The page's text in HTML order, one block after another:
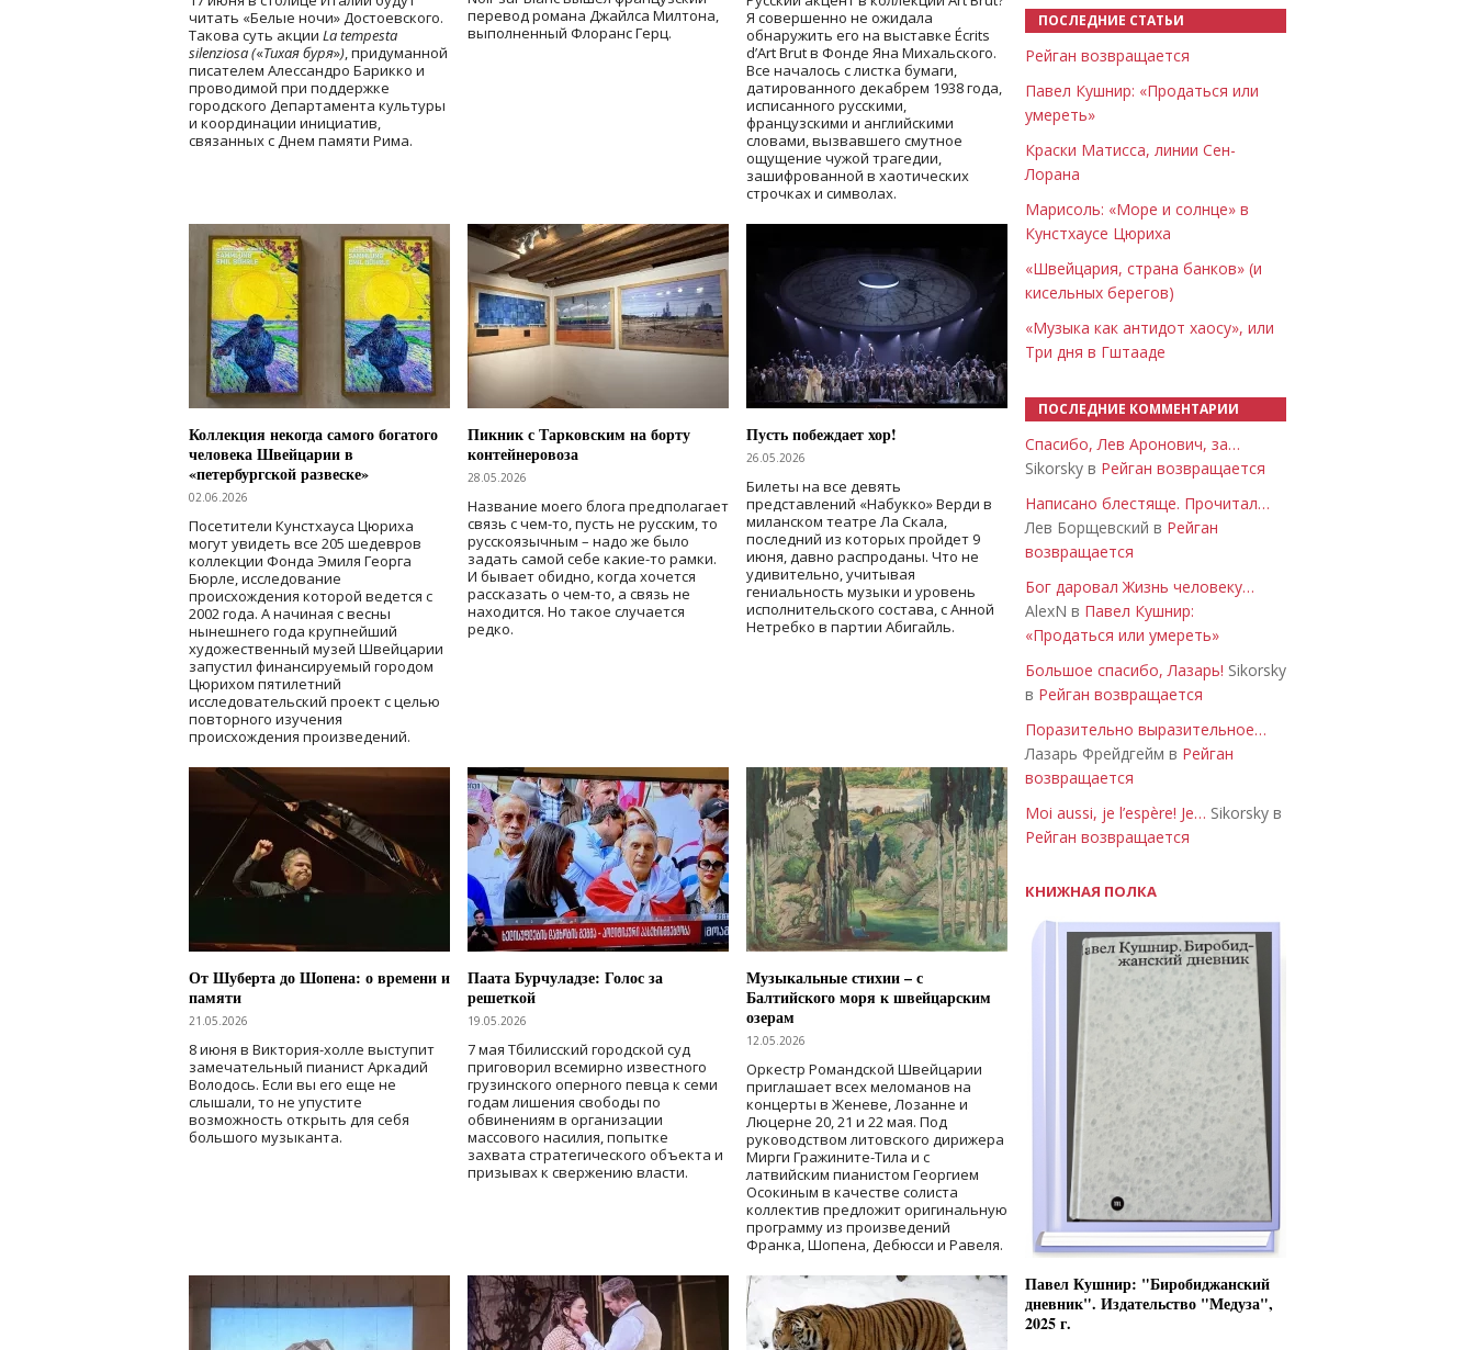
читать «Белые ночи» Достоевского.
Такова суть акции La tempesta
silenziosa («Тихая буря»), придуманной
писателем Алессандро Барикко и
проводимой при поддержке
городского Департамента культуры
и координации инициатив,
связанных с Днем памяти Рима.
перевод романа Джайлса Милтона,
выполненный Флоранс Герц.
Я совершенно не ожидала
обнаружить его на выставке Écrits
d’Art Brut в Фонде Яна Михальского.
Все началось с листка бумаги,
датированного декабрем 1938 года,
исписанного русскими,
французскими и английскими
словами, вызвавшего смутное
ощущение чужой трагедии,
зашифрованной в хаотических
строчках и символах.
Коллекция некогда самого богатого
человека Швейцарии в
«петербургской развеске»
02.06.2026
Посетители Кунстхауса Цюриха
могут увидеть все 205 шедевров
коллекции Фонда Эмиля Георга
Бюрле, исследование
происхождения которой ведется с
2002 года. А начиная с весны
нынешнего года крупнейший
художественный музей Швейцарии
запустил финансируемый городом
Цюрихом пятилетний
исследовательский проект с целью
повторного изучения
происхождения произведений.
Пикник с Тарковским на борту
контейнеровоза
28.05.2026
Название моего блога предполагает
связь с чем-то, пусть не русским, то
русскоязычным – надо же было
задать самой себе какие-то рамки.
И бывает обидно, когда хочется
рассказать о чем-то, а связь не
находится. Но такое случается
редко.
Пусть побеждает хор!
26.05.2026
Билеты на все девять
представлений «Набукко» Верди в
миланском театре Ла Скала,
последний из которых пройдет 9
июня, давно распроданы. Что не
удивительно, учитывая
гениальность музыки и уровень
исполнительского состава, с Анной
Нетребко в партии Абигайль.
От Шуберта до Шопена: о времени и
памяти
21.05.2026
8 июня в Виктория-холле выступит
замечательный пианист Аркадий
Володось. Если вы его еще не
слышали, то не упустите
возможность открыть для себя
большого музыканта.
Паата Бурчуладзе: Голос за
решеткой
19.05.2026
7 мая Тбилисский городской суд
приговорил всемирно известного
грузинского оперного певца к семи
годам лишения свободы по
обвинениям в организации
массового насилия, попытке
захвата стратегического объекта и
призывах к свержению власти.
Музыкальные стихии – с
Балтийского моря к швейцарским
озерам
12.05.2026
Оркестр Романдской Швейцарии
приглашает всех меломанов на
концерты в Женеве, Лозанне и
Люцерне 20, 21 и 22 мая. Под
руководством литовского дирижера
Мирги Гражините-Тила и с
латвийским пианистом Георгием
Осокиным в качестве солиста
коллектив предложит оригинальную
программу из произведений
Франка, Шопена, Дебюсси и Равеля.
ПОСЛЕДНИЕ СТАТЬИ
Рейган возвращается
Павел Кушнир: «Продаться или
умереть»
Краски Матисса, линии Сен-
Лорана
Марисоль: «Море и солнце» в
Кунстхаусе Цюриха
«Швейцария, страна банков» (и
кисельных берегов)
«Музыка как антидот хаосу», или
Три дня в Гштааде
ПОСЛЕДНИЕ КОММЕНТАРИИ
Спасибо, Лев Аронович, за…
Sikorsky в Рейган возвращается
Написано блестяще. Прочитал…
Лев Борщевский в Рейган
возвращается
Бог даровал Жизнь человеку…
AlexN в Павел Кушнир:
«Продаться или умереть»
Большое спасибо, Лазарь! Sikorsky
в Рейган возвращается
Поразительно выразительное…
Лазарь Фрейдгейм в Рейган
возвращается
Moi aussi, je l’espère! Je… Sikorsky в
Рейган возвращается
КНИЖНАЯ ПОЛКА
Павел Кушнир: "Биробиджанский
дневник". Издательство "Медуза",
2025 г.